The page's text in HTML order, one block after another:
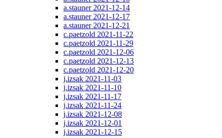
a.stauner 2021-12-14
a.stauner 2021-12-17
a.stauner 2021-12-21
c.paetzold 2021-11-22
c.paetzold 2021-11-29
c.paetzold 2021-12-06
c.paetzold 2021-12-13
c.paetzold 2021-12-20
j.izsak 2021-11-03
j.izsak 2021-11-10
j.izsak 2021-11-17
j.izsak 2021-11-24
j.izsak 2021-12-08
j.izsak 2021-12-01
j.izsak 2021-12-15